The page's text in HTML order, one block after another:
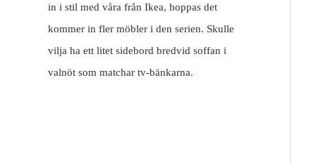
in i stil med våra från Ikea, hoppas det
kommer in fler möbler i den serien. Skulle
vilja ha ett litet sidebord bredvid soffan i
valnöt som matchar tv-bänkarna.